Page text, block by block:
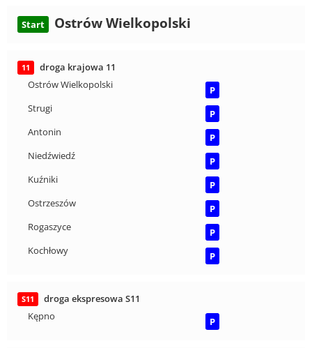
Start Ostrów Wielkopolski
11
droga krajowa 11
Ostrów Wielkopolski
P
Strugi
P
Antonin
P
Niedźwiedź
P
Kuźniki
P
Ostrzeszów
P
Rogaszyce
P
Kochłowy
P
S11
droga ekspresowa S11
Kępno
P